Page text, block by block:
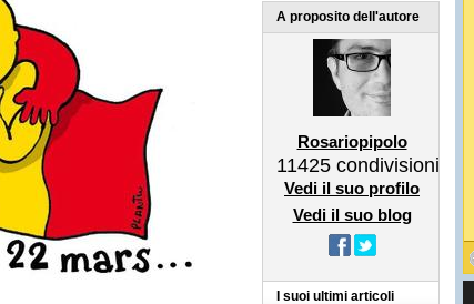
A proposito dell'autore
Rosariopipolo
11425 condivisioni
Vedi il suo profilo
Vedi il suo blog
I suoi ultimi articoli